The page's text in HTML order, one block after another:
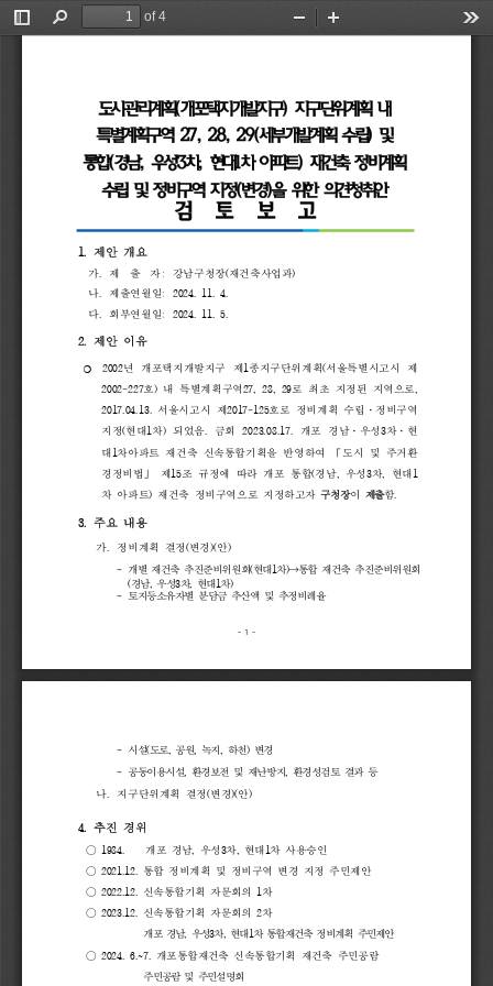
Toggle
Find
of 4
Zoom
1
도시관리계획(개포택지개발지구) 지구단위계획 내
특별계획구역 27, 28, 29(세부개발계획 수립) 및
통합(경남, 우성3차, 현대1차 아파트) 재건축 정비계획
수립 및 정비구역 지정(변경)을 위한 의견청취안
검 토 보 고
1. 제안 개요
가. 제 출 자 : 강남구청장(재건축사업과)
나. 제출연월일: 2024. 11. 4.
다. 회부연월일: 2024. 11. 5.
2. 제안 이유
❍ 2002년 개포택지개발지구 제 1종지구단위계획(서울특별시고시
제
2002-227호) 내 특별계획구역27, 28, 29로 최초 지정된 지역으로
2017.04.13.
서울시고시 제2017-125호로 정비계획 수립
정비구역
지정(현대1차) 되었음. 금회 2023.08.17. 개포 경남· 우성3차·
현
대1차아파트 재건축 신속통합기획을 반영하여 「도시 및 주거환
경정비법 」 제 15조 규정에 따라 개포 통합(경남, 우성3차, 현대 1
차 아파트) 재건축 정비구역으로 지정하고자 구청장이 제출함.
3. 주요 내용
가. 정비계획 결정(변경)(안)
-
개별 재건축 추진준비위원회(현대1차)→통합 재건축 추진준비위원회
(경남, 우성3차, 현대1차)
-
토지등소유자별 분담금 추산액 및 추정비례율
4. 추진 경위
○ 1984. 개포 경남, 우성3차, 현대 1차 사용승인
○ 2021.12. 통합 정비계획 및 정비구역 변경 지정 주민제안
○ 2022.12. 신속통합기획 자문회의 1차
○ 2023.12. 신속통합기획 자문회의 2차
개포 경남, 우성3차, 현대1차 통합재건축 정비계획 주민제안
○ 2024. 6.~7. 개포통합재건축 신속통합기획 재건축 주민공람
주민공람 및 주민설명회
- 시설(도로, 공원 , 녹지 , 하천) 변경
-
공동이용시설 , 환경보전 및 재난방지 , 환경성검토 결과 등
나. 지구단위계획 결정(변경)(안)